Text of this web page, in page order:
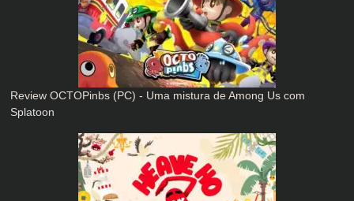
Review OCTOPinbs (PC) - Uma mistura de Among Us com
Splatoon